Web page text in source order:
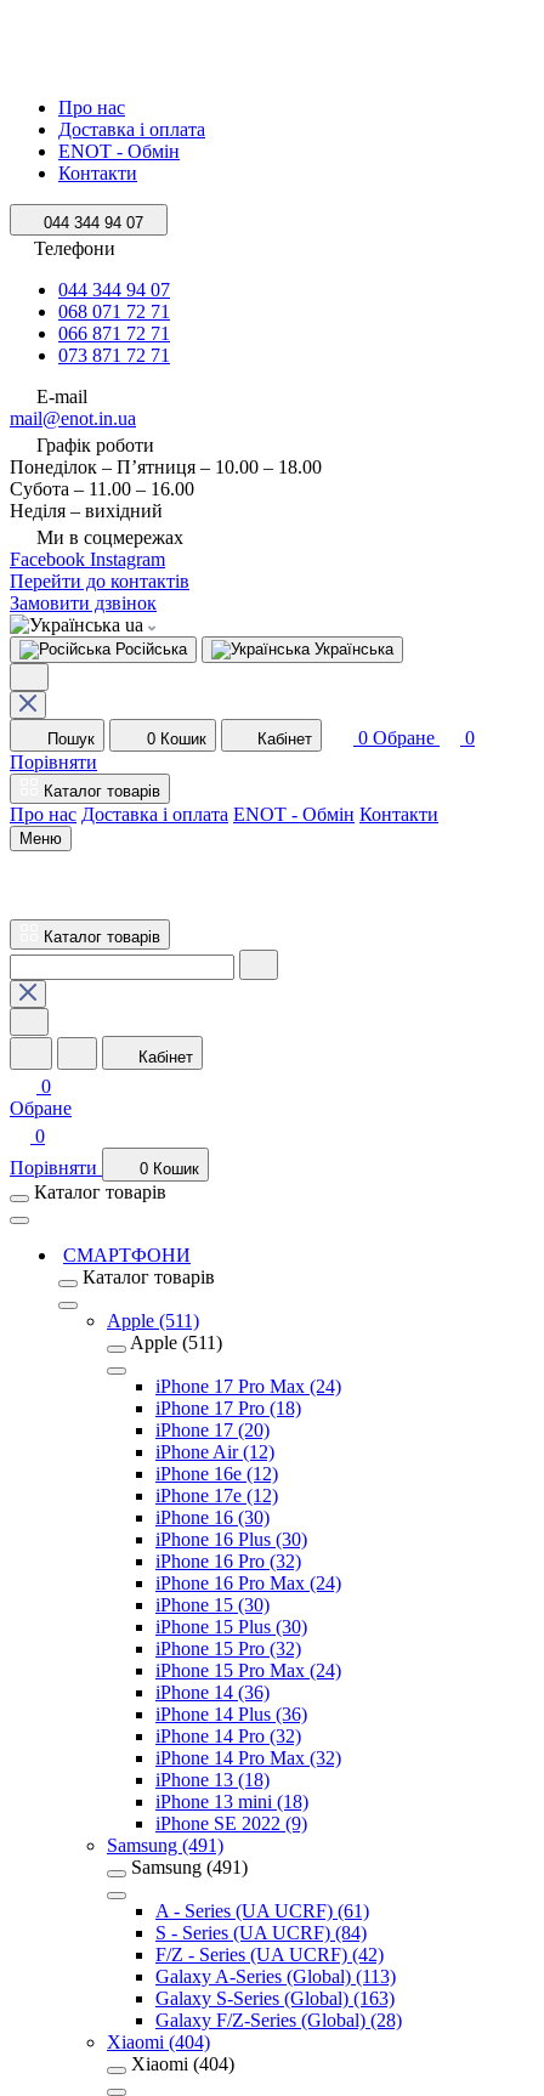
Про нас
Доставка і оплата
ENOT - Обмін
Контакти
044 344 94 07
Телефони
044 344 94 07
068 071 72 71
066 871 72 71
073 871 72 71
E-mail
mail@enot.in.ua
Графік роботи
Понеділок – П’ятниця – 10.00 – 18.00
Субота – 11.00 – 16.00
Неділя – вихідний
Ми в соцмережах
Facebook Instagram
Перейти до контактів
Замовити дзвінок
ua
Російська Українська
Пошук 0 Кошик Кабінет 0 Обране
0
Порівняти
Каталог товарів
Про нас Доставка і оплата ENOT - Обмін Контакти
Меню
Каталог товарів
Кабінет
0
Обране
0
Порівняти
0 Кошик
Каталог товарів
СМАРТФОНИ
Каталог товарів
Apple (511)
Apple (511)
iPhone 17 Pro Max (24)
iPhone 17 Pro (18)
iPhone 17 (20)
iPhone Air (12)
iPhone 16e (12)
iPhone 17e (12)
iPhone 16 (30)
iPhone 16 Plus (30)
iPhone 16 Pro (32)
iPhone 16 Pro Max (24)
iPhone 15 (30)
iPhone 15 Plus (30)
iPhone 15 Pro (32)
iPhone 15 Pro Max (24)
iPhone 14 (36)
iPhone 14 Plus (36)
iPhone 14 Pro (32)
iPhone 14 Pro Max (32)
iPhone 13 (18)
iPhone 13 mini (18)
iPhone SE 2022 (9)
Samsung (491)
Samsung (491)
A - Series (UA UCRF) (61)
S - Series (UA UCRF) (84)
F/Z - Series (UA UCRF) (42)
Galaxy A-Series (Global) (113)
Galaxy S-Series (Global) (163)
Galaxy F/Z-Series (Global) (28)
Xiaomi (404)
Xiaomi (404)